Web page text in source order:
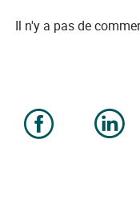
Il n'y a pas de